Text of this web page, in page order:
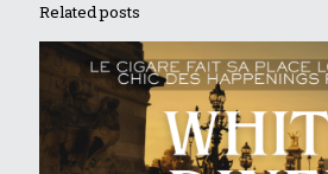
Related posts